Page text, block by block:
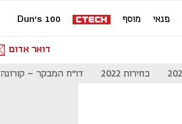
פנאי מוסף Dun's 100
דואר אדום
בחירות 2022 דו"ח המבקר - קורונה